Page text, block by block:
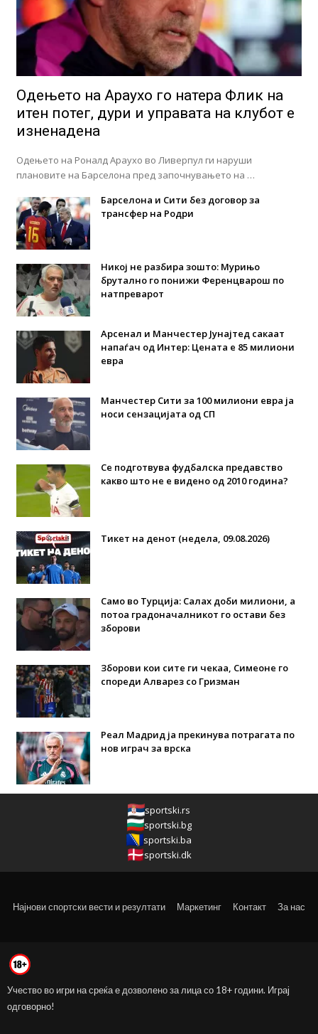
Одењето на Араухо го натера Флик на
итен потег, дури и управата на клубот е
изненадена
Одењето на Роналд Араухо во Ливерпул ги наруши
плановите на Барселона пред започнувањето на …
Барселона и Сити без договор за
трансфер на Родри
Никој не разбира зошто: Мурињо
брутално го понижи Ференцварош по
натпреварот
Арсенал и Манчестер Јунајтед сакаат
напаѓач од Интер: Цената е 85 милиони
евра
Манчестер Сити за 100 милиони евра ја
носи сензацијата од СП
Се подготвува фудбалска предавство
какво што не е видено од 2010 година?
Тикет на денот (недела, 09.08.2026)
Само во Турција: Салах доби милиони, а
потоа градоначалникот го остави без
зборови
Зборови кои сите ги чекаа, Симеоне го
спореди Алварез со Гризман
Реал Мадрид ја прекинува потрагата по
нов играч за врска
sportski.rs
sportski.bg
sportski.ba
sportski.dk
Најнови спортски вести и резултати Маркетинг Контакт За нас
Учество во игри на среќа е дозволено за лица со 18+ години. Играј
одговорно!